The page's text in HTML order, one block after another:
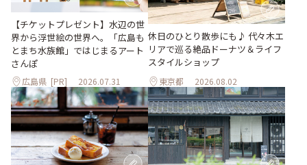
【チケットプレゼント】水辺の世
界から浮世絵の世界へ。「広島も
とまち水族館」ではじまるアート
さんぽ
広島県 [PR] 2026.07.31
休日のひとり散歩にも♪ 代々木エ
リアで巡る絶品ドーナツ＆ライフ
スタイルショップ
東京都 2026.08.02